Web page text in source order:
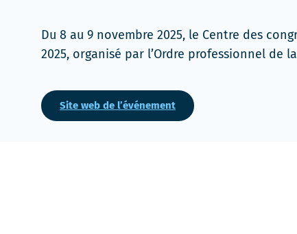
Du 8 au 9 novembre 2025, le Centre des
2025, organisé par l’Ordre professionnel de
Site web de l’événement